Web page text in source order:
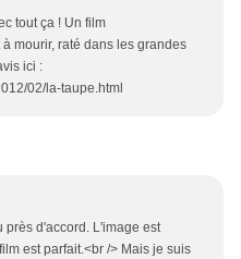
tout ça ! Un film
mourir, raté dans les grandes
ici :
02/la-taupe.html
près d'accord. L'image est
est parfait.<br /> Mais je suis